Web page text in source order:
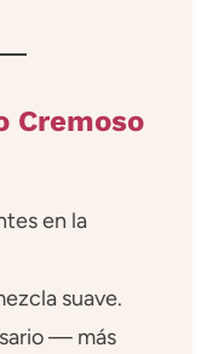
Cremoso
en la
suave.
— más